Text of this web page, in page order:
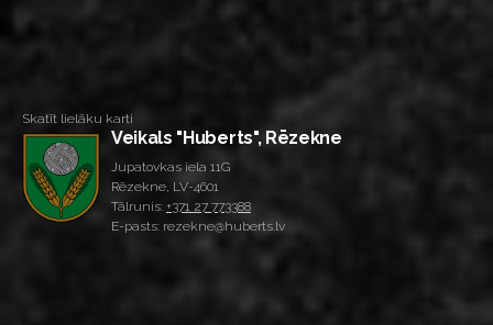
Skatīt lielāku karti
Veikals "Huberts", Rēzekne
Jupatovkas iela 11G
Rēzekne, LV-4601
Tālrunis: +371 27 773388
E-pasts: rezekne@huberts.lv